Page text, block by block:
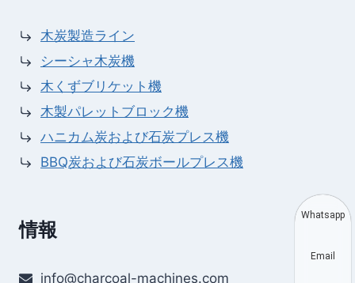
木炭製造ライン
シーシャ木炭機
木くずブリケット機
木製パレットブロック機
ハニカム炭および石炭プレス機
BBQ炭および石炭ボールプレス機
情報
info@charcoal-machines.com
Whatsapp
Email